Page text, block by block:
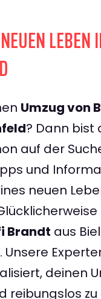
LEBEN
Umzug von
? Dann bist
auf der
und
neuen
Brandt aus
deinen
reibungslos